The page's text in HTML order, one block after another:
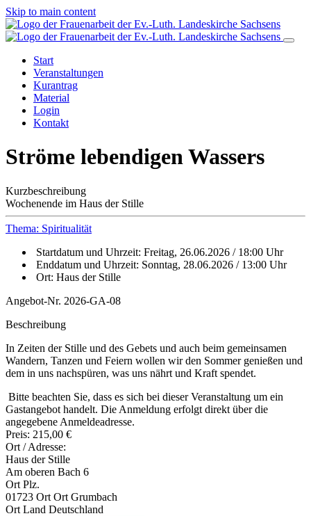
Skip to main content
Start
Veranstaltungen
Kurantrag
Material
Login
Kontakt
Ströme lebendigen Wassers
Kurzbeschreibung
Wochenende im Haus der Stille
Thema: Spiritualität
Startdatum und Uhrzeit: Freitag, 26.06.2026 / 18:00 Uhr
Enddatum und Uhrzeit: Sonntag, 28.06.2026 / 13:00 Uhr
Ort: Haus der Stille
Angebot-Nr. 2026-GA-08
Beschreibung
In Zeiten der Stille und des Gebets und auch beim gemeinsamen
Wandern, Tanzen und Feiern wollen wir den Sommer genießen und
dem in uns nachspüren, was uns nährt und Kraft spendet.
Bitte beachten Sie, dass es sich bei dieser Veranstaltung um ein
Gastangebot handelt. Die Anmeldung erfolgt direkt über die
angegebene Anmeldeadresse.
Preis: 215,00 €
Ort / Adresse:
Haus der Stille
Am oberen Bach 6
Ort Plz.
01723 Ort Ort Grumbach
Ort Land Deutschland